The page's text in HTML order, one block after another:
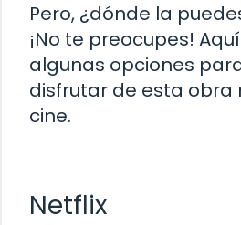
Pero, ¿dónde la
¡No te preocupes!
algunas opciones
disfrutar de esta obra
cine.
Netflix